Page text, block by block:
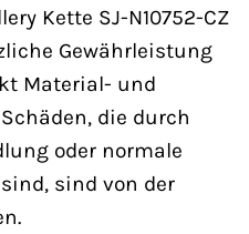
Kette SJ-N10752-CZ
Gewährleistung
Material- und
die durch
oder normale
sind von der